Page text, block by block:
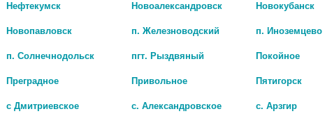
СПРИНЦОВКА 3 А С МЯГК.НАКОНЕЧНИКОМ И/У /КАРИАУЛИ/
86 руб. 223 руб.
Нефтекумск
Новоалександровск
Новокубанск
Новопавловск
п. Железноводский
п. Иноземцево
п. Солнечнодольск
пгт. Рыздвяный
Покойное
Преградное
Привольное
Пятигорск
с Дмитриевское
с. Александровское
с. Арзгир